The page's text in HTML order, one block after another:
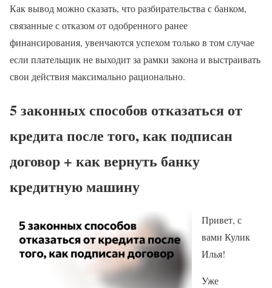
Как вывод можно сказать, что разбирательства с банком,
связанные с отказом от одобренного ранее
финансирования, увенчаются успехом только в том случае
если плательщик не выходит за рамки закона и выстраивать
свои действия максимально рационально.
5 законных способов отказаться от
кредита после того, как подписан
договор + как вернуть банку
кредитную машину
Привет, с
вами Кулик
Илья!
Уже